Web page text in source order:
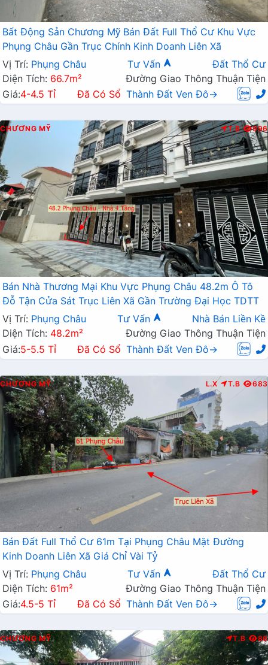
Bất Động Sản Chương Mỹ Bán Đất Full Thổ Cư Khu Vực
Phụng Châu Gần Trục Chính Kinh Doanh Liên Xã
Vị Trí: Phụng Châu Tư Vấn
Đất Thổ Cư
Diện Tích: 66.7m²
Đường Giao Thông Thuận Tiện
Giá:4-4.5 Tỉ Đã Có Sổ Thành Đất Ven Đô→
CHƯƠNG MỸ T.B 996
Bán Nhà Thương Mại Khu Vực Phụng Châu 48.2m Ô Tô
Đỗ Tận Cửa Sát Trục Liên Xã Gần Trường Đại Học TDTT
Vị Trí: Phụng Châu Tư Vấn
Nhà Bán Liền Kề
Diện Tích: 48.2m²
Đường Giao Thông Thuận Tiện
Giá:5-5.5 Tỉ Đã Có Sổ Thành Đất Ven Đô→
CHƯƠNG MỸ L.X T.B 683
Bán Đất Full Thổ Cư 61m Tại Phụng Châu Mặt Đường
Kinh Doanh Liên Xã Giá Chỉ Vài Tỷ
Vị Trí: Phụng Châu Tư Vấn
Đất Thổ Cư
Diện Tích: 61m²
Đường Giao Thông Thuận Tiện
Giá:4.5-5 Tỉ Đã Có Sổ Thành Đất Ven Đô→
CHƯƠNG MỸ T.B 86